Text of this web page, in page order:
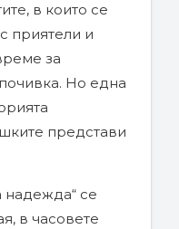
в които се
приятели и
за
Но една
представи
надежда“ се
в часовете